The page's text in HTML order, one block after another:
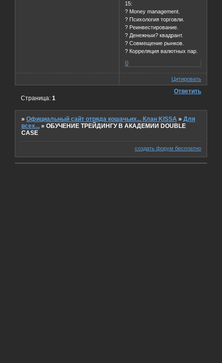
15:
? Money management.
? Психология торговли.
? Реинвестирование.
? Денежныи? квадрант.
? Совмещение рынков.
? Корреляция валютных пар.
0
Цитировать
Ответить
Страница:1
»Официальный сайт отряда кошачьих... Клан KISSA »Для
всех... »ОБУЧЕНИЕ ТРЕЙДИНГУ В АКАДЕМИИ DOUBLE
CASE
создать форум бесплатно